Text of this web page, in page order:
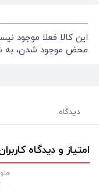
این کالا فعلا موجود
محض موجود شدن، به
دیدگاه
امتیاز و دیدگاه